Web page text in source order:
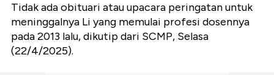
Tidak ada obituari atau upacara peringatan untuk
meninggalnya Li yang memulai profesi dosennya
pada 2013 lalu, dikutip dari SCMP, Selasa
(22/4/2025).